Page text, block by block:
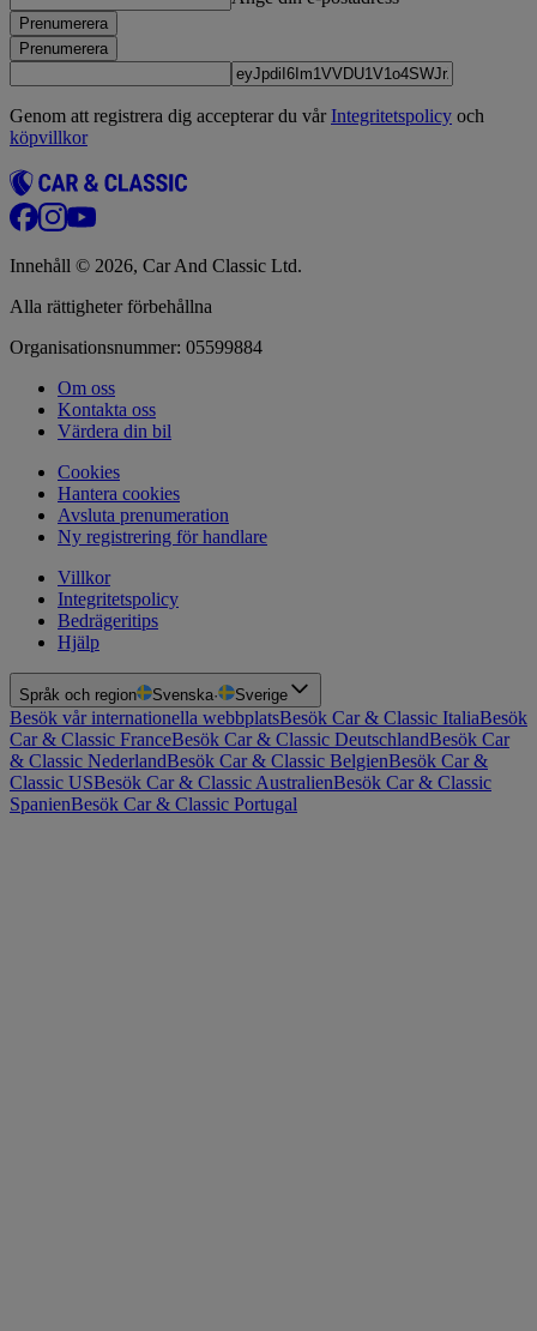
Prenumerera
Prenumerera
Genom att registrera dig accepterar du vårIntegritetspolicy och
köpvillkor
Innehåll © 2026, Car And Classic Ltd.
Alla rättigheter förbehållna
Organisationsnummer: 05599884
Om oss
Kontakta oss
Värdera din bil
Cookies
Hantera cookies
Avsluta prenumeration
Ny registrering för handlare
Villkor
Integritetspolicy
Bedrägeritips
Hjälp
Språk och region Svenska· Sverige
Besök vår internationella webbplatsBesök Car & Classic ItaliaBesök
Car & Classic FranceBesök Car & Classic DeutschlandBesök Car
& Classic NederlandBesök Car & Classic BelgienBesök Car &
Classic USBesök Car & Classic AustralienBesök Car & Classic
SpanienBesök Car & Classic Portugal